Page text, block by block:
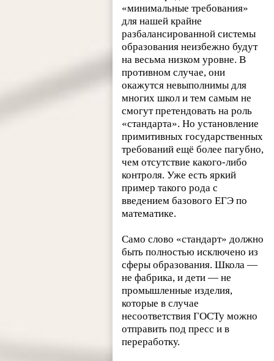
«минимальные требования»
для нашей крайне
разбалансированной системы
образования неизбежно будут
на весьма низком уровне. В
противном случае, они
окажутся невыполнимы для
многих школ и тем самым не
смогут претендовать на роль
«стандарта». Но установление
примитивных государственных
требований ещё более пагубно,
чем отсутствие какого-либо
контроля. Уже есть яркий
пример такого рода с
введением базового ЕГЭ по
математике.
Само слово «стандарт» должно
быть полностью исключено из
сферы образования. Школа —
не фабрика, и дети — не
промышленные изделия,
которые в случае
несоответствия ГОСТу можно
отправить под пресс и в
переработку.